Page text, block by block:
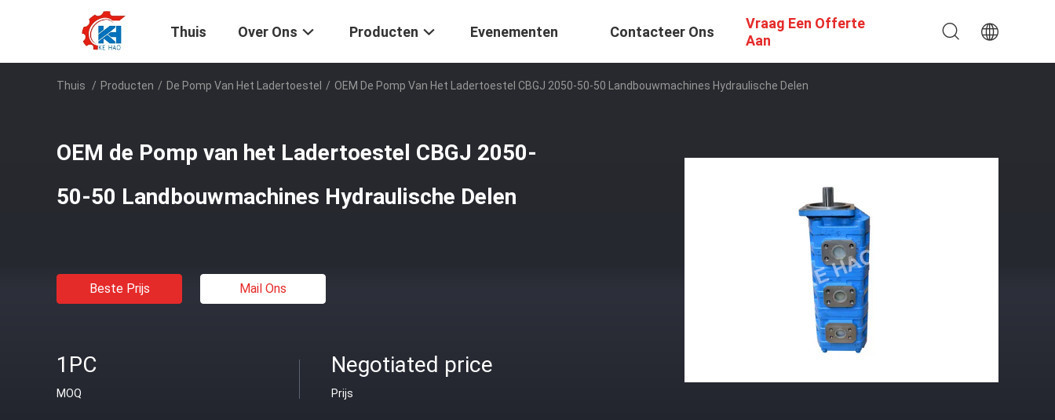
Thuis Over Ons Producten Evenementen Contacteer Ons
Vraag Een Offerte
Aan
Thuis / Producten / De Pomp Van Het Ladertoestel / OEM De Pomp Van Het Ladertoestel CBGJ 2050-50-50 Landbouwmachines Hydraulische Delen
OEM de Pomp van het Ladertoestel CBGJ 2050-
50-50 Landbouwmachines Hydraulische Delen
Beste Prijs Mail Ons
1PC
MOQ
Negotiated price
Prijs